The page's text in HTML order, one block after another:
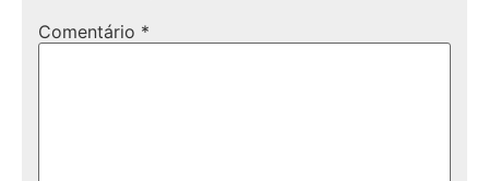
Comentário *